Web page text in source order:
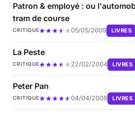
Patron & employé : ou
tram de course
CRITIQUE 05/05/2009 LIVRES
La Peste
CRITIQUE 22/02/2004 LIVRES
Peter Pan
CRITIQUE 04/04/2008 LIVRES